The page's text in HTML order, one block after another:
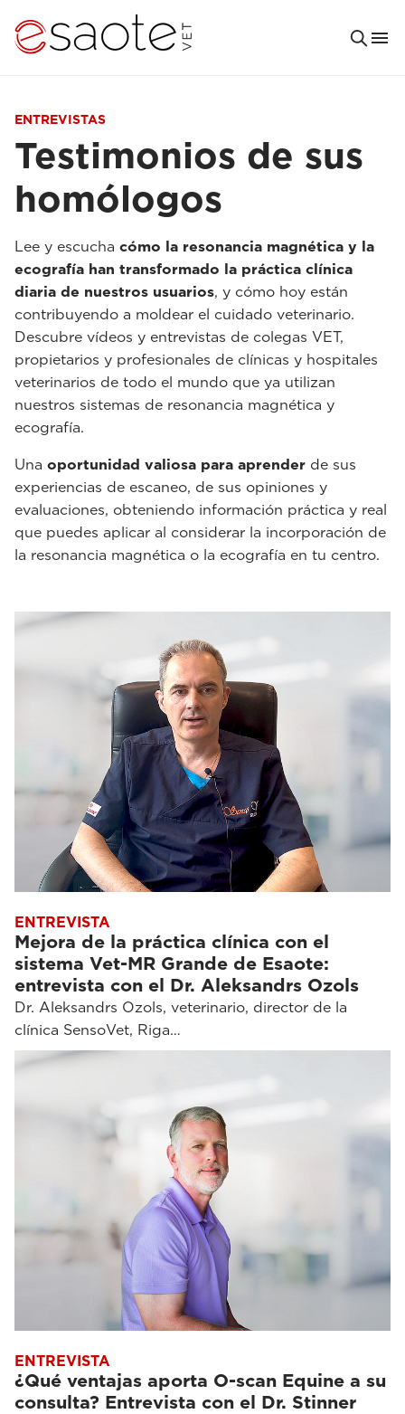
ENTREVISTAS
Testimonios de sus
homólogos
Lee y escucha cómo la resonancia magnética y la
ecografía han transformado la práctica clínica
diaria de nuestros usuarios, y cómo hoy están
contribuyendo a moldear el cuidado veterinario.
Descubre vídeos y entrevistas de colegas VET,
propietarios y profesionales de clínicas y hospitales
veterinarios de todo el mundo que ya utilizan
nuestros sistemas de resonancia magnética y
ecografía.
Una oportunidad valiosa para aprender de sus
experiencias de escaneo, de sus opiniones y
evaluaciones, obteniendo información práctica y real
que puedes aplicar al considerar la incorporación de
la resonancia magnética o la ecografía en tu centro.
ENTREVISTA
Mejora de la práctica clínica con el
sistema Vet-MR Grande de Esaote:
entrevista con el Dr. Aleksandrs Ozols
Dr. Aleksandrs Ozols, veterinario, director de la
clínica SensoVet, Riga…
ENTREVISTA
¿Qué ventajas aporta O-scan Equine a su
consulta? Entrevista con el Dr. Stinner